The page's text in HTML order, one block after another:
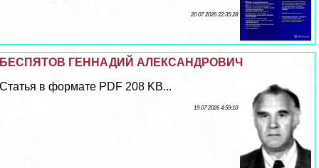
20 07 2026 22:35:28
БЕСПЯТОВ ГЕННАДИЙ АЛЕКСАНДРОВИЧ
Статья в формате PDF 208 KB...
19 07 2026 4:59:10